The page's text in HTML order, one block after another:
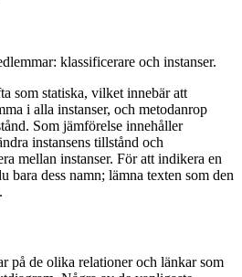
klassificerare och instanser.
som statiska, vilket innebär att
i alla instanser, och metodanrop
Som jämförelse innehåller
instansens tillstånd och
mellan instanser. För att indikera en
bara dess namn; lämna texten som den
på de olika relationer och länkar som